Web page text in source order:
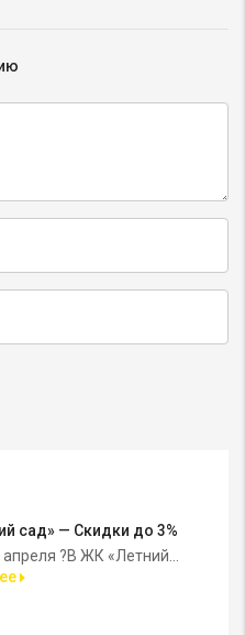
сад» — Скидки до 3%
?В ЖК «Летний...